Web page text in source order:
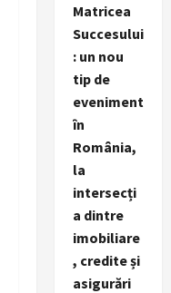
Matricea
Succesului
: un nou
tip de
eveniment
în
România,
la
intersecți
a dintre
imobiliare
, credite și
asigurări